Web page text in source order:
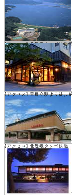
[アクセス] 北近畿タンゴ鉄道
[アクセス]天橋立駅より徒歩
[アクセス] 北近畿タンゴ鉄道